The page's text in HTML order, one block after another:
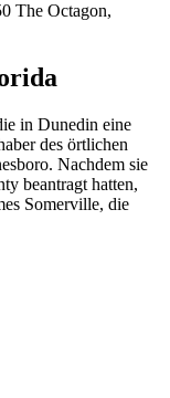
The Octagon,
in Dunedin eine
des örtlichen
Nachdem sie
beantragt hatten,
Somerville, die